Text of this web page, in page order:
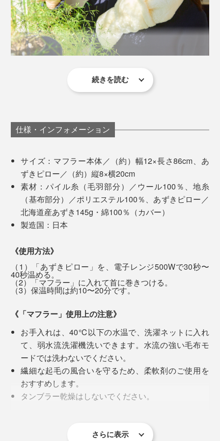
カラーは、深みのある「グレー」と、無染色の「アイボ
リー」の2色展開。男女年齢問わず、寒い季節のプレゼ
ントにもぴったりです。
「あずきピロー」をチンして入れると、これまたなんと
る気分になります。
かいも聞こえる」と言っていました（笑）
冒頭のスタッフは、『SERENE』の大ファンで、掛
け・敷き毛布を愛用し、同素材のマフラーも発売と同時
にすかさず購入。
外出時に身に着けていると、よく「それどこの？」と聞
かれ、その都度「毛布のブランドの」と答えて驚かれて
続きを読む
仕様・インフォメーション
サイズ：マフラー本体／（約）幅12×長さ86cm、あ
ずきピロー／（約）縦8×横20cm
素材：パイル糸（毛羽部分）／ウール100％、地糸
（基布部分）／ポリエステル100％、あずきピロー／
北海道産あずき145g・綿100％（カバー）
製造国：日本
《使用方法》
（1）「あずきピロー」を、電子レンジ500Wで30秒〜
40秒温める。
（2）「マフラー」に入れて首に巻きつける。
（3）保温時間は約10〜20分です。
《「マフラー」使用上の注意》
お手入れは、40℃以下の水温で、洗濯ネットに入れ
て、弱水流洗濯機洗いできます。水流の強い毛布モ
ードでは洗わないでください。
繊細な起毛の風合いを守るため、柔軟剤のご使用を
おすすめします。
タンブラー乾燥はしないでください。
使い始めは、濃い色の服に細かい毛羽が付くことが
さらに表示